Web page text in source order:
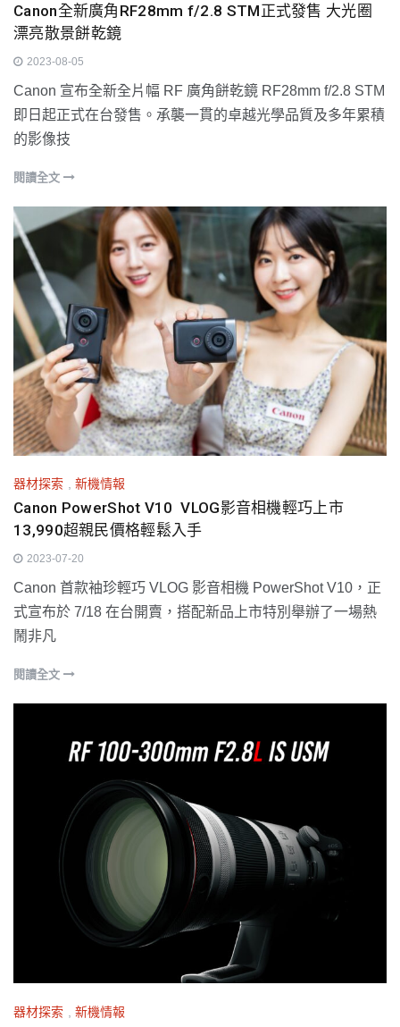
Canon全新廣角RF28mm f/2.8 STM正式發售 大光圈
漂亮散景餅乾鏡
2023-08-05
Canon 宣布全新全片幅 RF 廣角餅乾鏡 RF28mm f/2.8 STM
即日起正式在台發售。承襲一貫的卓越光學品質及多年累積
的影像技
閱讀全文
器材探索 新機情報
Canon PowerShot V10 VLOG影音相機輕巧上市
13,990超親民價格輕鬆入手
2023-07-20
Canon 首款袖珍輕巧 VLOG 影音相機 PowerShot V10，正
式宣布於 7/18 在台開賣，搭配新品上市特別舉辦了一場熱
鬧非凡
閱讀全文
器材探索 新機情報